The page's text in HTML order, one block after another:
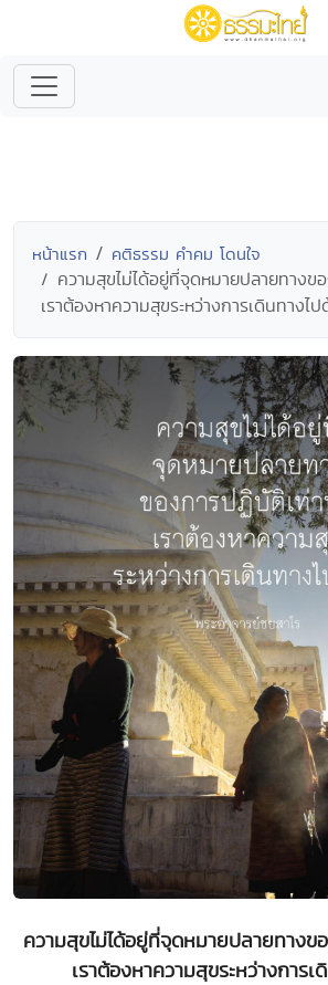
หน้าแรก คติธรรม คำคม โดนใจ
ความสุขไม่ได้อยู่ที่จุดหมายปลายทางข
เราต้องหาความสุขระหว่างการเดินทางไ
ความสุขไม่ได้อยู่ที่จุดหมายปลายทางข
เราต้องหาความสุขระหว่างการเ